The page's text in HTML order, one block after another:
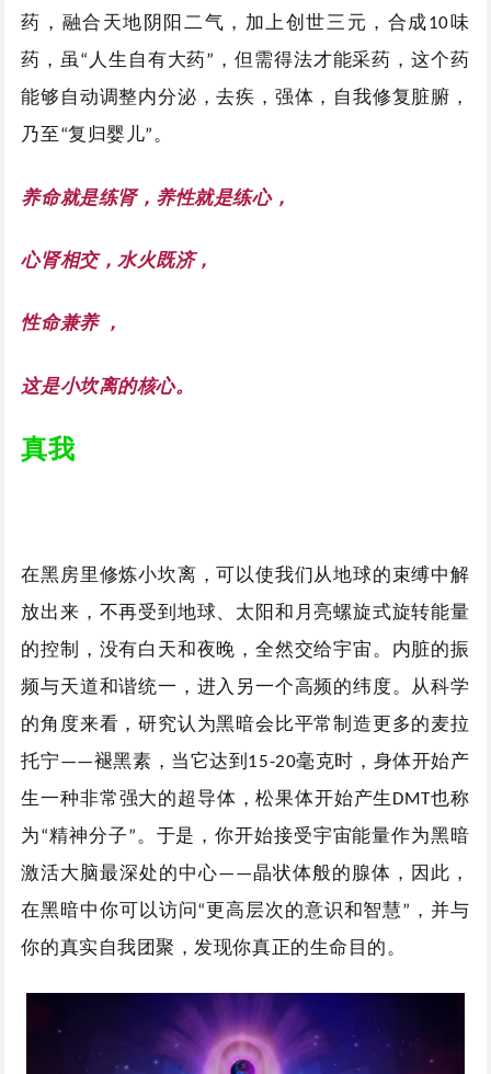
药，融合天地阴阳二气，加上创世三元，合成10味
药，虽“ 人生自有大药” ，但需得法才能采药，这个药
能够自动调整内分泌，去疾，强体，自我修复脏腑，
乃至“复归婴儿”。
养命就是练肾，养性就是练心，
心肾相交，水火既济，
性命兼养 ，
这是小坎离的核心。
真我
在黑房里修炼小坎离，可以使我们从地球的束缚中解
放出来，不再受到地球、太阳和月亮螺旋式旋转能量
的控制，没有白天和夜晚，全然交给宇宙。内脏的振
频与天道和谐统一，进入另一个高频的纬度。从科学
的角度来看，研究认为黑暗会比平常制造更多的麦拉
托宁——褪黑素，当它达到 15-20毫克时，身体开始产
生一种非常强大的超导体，松果体开始产生 DMT也称
为“精神分子”。于是，你开始接受宇宙能量作为黑暗
激活大脑最深处的中心——晶状体般的腺体，因此，
在黑暗中你可以访问“更高层次的意识和智慧” ，并与
你的真实自我团聚，发现你真正的生命目的。